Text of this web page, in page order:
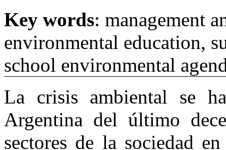
Key words: management
environmental education,
school environmental
La crisis ambiental se
Argentina del último
sectores de la sociedad